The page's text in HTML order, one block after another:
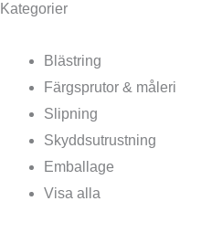
Kategorier
Blästring
Färgsprutor & måleri
Slipning
Skyddsutrustning
Emballage
Visa alla